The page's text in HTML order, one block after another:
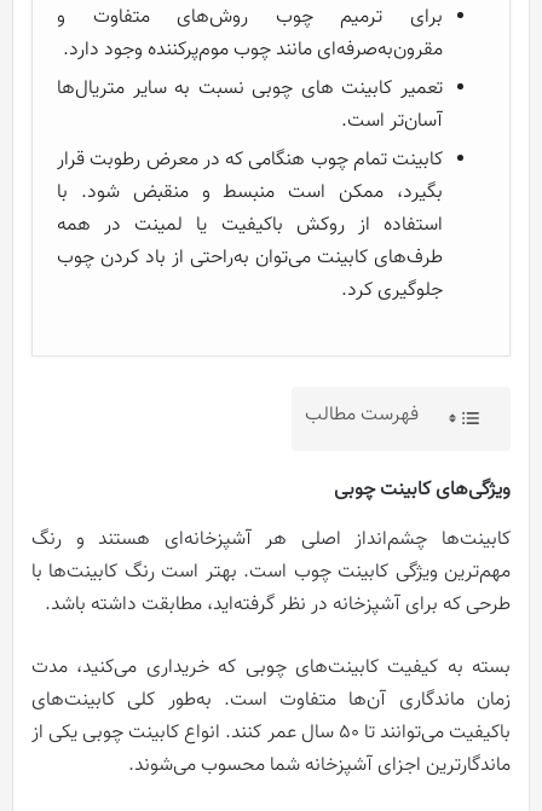
برای ترمیم چوب روش‌های متفاوت و
مقرون‌به‌صرفه‌ای مانند چوب موم‌پرکننده وجود دارد.
تعمیر کابینت های چوبی نسبت به سایر متریال‌ها
آسان‌تر است.
کابینت تمام چوب هنگامی که در معرض رطوبت قرار
بگیرد، ممکن است منبسط و منقبض شود. با
استفاده از روکش باکیفیت یا لمینت در همه
طرف‌های کابینت می‌توان به‌راحتی از باد کردن چوب
جلوگیری کرد.
فهرست مطالب
ویژگی‌های کابینت چوبی
کابینت‌ها چشم‌انداز اصلی هر آشپزخانه‌ای هستند و رنگ
مهم‌ترین ویژگی کابینت چوب است. بهتر است رنگ کابینت‌ها با
طرحی که برای آشپزخانه در نظر گرفته‌اید، مطابقت داشته باشد.
بسته به کیفیت کابینت‌های چوبی که خریداری می‌کنید، مدت
زمان ماندگاری آن‌ها متفاوت است. به‌طور کلی کابینت‌های
باکیفیت می‌توانند تا 50 سال عمر کنند. انواع کابینت چوبی یکی از
ماندگارترین اجزای آشپزخانه شما محسوب می‌شوند.